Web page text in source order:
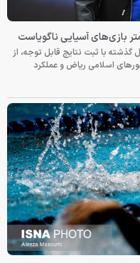
با ثبت نتایج قابل توجه، از
اسلامی ریاض و عملکرد